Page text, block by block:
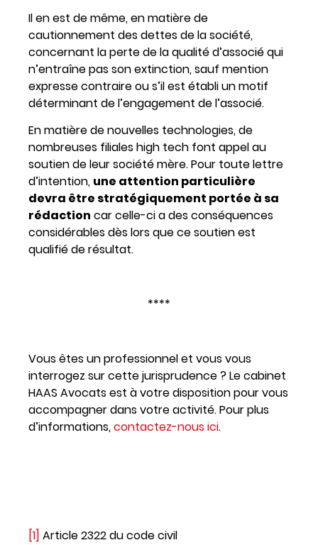
Il en est de même, en matière de
cautionnement des dettes de la société,
concernant la perte de la qualité d’associé qui
n’entraîne pas son extinction, sauf mention
expresse contraire ou s’il est établi un motif
déterminant de l’engagement de l’associé.
En matière de nouvelles technologies, de
nombreuses filiales high tech font appel au
soutien de leur société mère. Pour toute lettre
d’intention, une attention particulière
devra être stratégiquement portée à sa
rédaction car celle-ci a des conséquences
considérables dès lors que ce soutien est
qualifié de résultat.
****
Vous êtes un professionnel et vous vous
interrogez sur cette jurisprudence ? Le cabinet
HAAS Avocats est à votre disposition pour vous
accompagner dans votre activité. Pour plus
d’informations,contactez-nous ici.
[1] Article 2322 du code civil